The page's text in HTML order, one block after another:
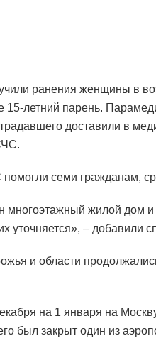
ранения женщины в
15-летний парень.
доставили в
семи гражданам,
многоэтажный жилой дом и
– добавили
и области
на 1 января на
был закрыт один из